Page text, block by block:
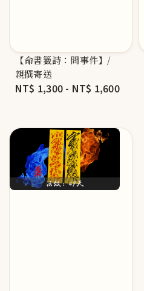
【命書籤詩：問事件】/
親撰寄送
Regular
NT$ 1,300 - NT$ 1,600